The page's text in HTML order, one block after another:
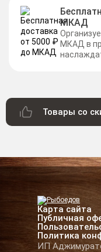
МКАД
МКАД в
Товары со
Карта сайта
Публичная
Политика
ИП